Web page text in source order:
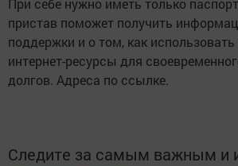
При себе нужно иметь только
пристав поможет получить
поддержки и о том, как
интернет-ресурсы для
долгов. Адреса по ссылке.
Следите за самым важным и